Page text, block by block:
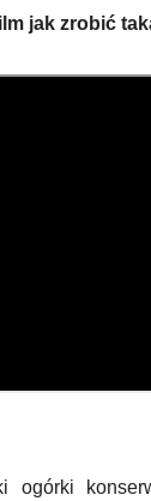
jak zrobić taką
ogórki